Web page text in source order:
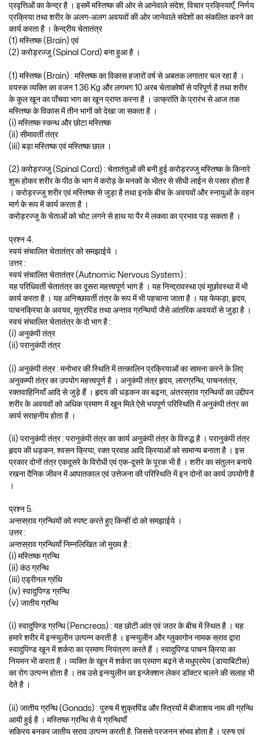
प्रवृत्तिओं का केन्द्र है । इसमें मस्तिष्क की ओर से आनेवाले संदेश, विचार प्रक्रियाएँ, निर्णय
प्रक्रिया तथा शरीर के अलग-अलग अवयवों की ओर जानेवाले संदेशों का संकलित करने का
कार्य करता है । केन्द्रीय चेतातंत्र
(1) मस्तिष्क (Brain) एवं
(2) करोड़रज्जु (Spinal Cord) बना हुआ है ।
(1) मस्तिष्क (Brain) : मस्तिष्क का विकास हजारों वर्ष से अबतक लगातार चल रहा है ।
वयस्क व्यक्ति का वजन 1.36 Kg और लगभग 10 अरब चेताकोषों से परिपूर्ण है तथा शरीर
के कुल खून का पाँचवा भाग का खून प्राप्त करना है । उत्क्रांति के प्रारंभ से आज तक
मस्तिष्क के विकास में तीन भागों को देखा जा सकता है ।
(i) मस्तिष्क स्कन्ध और छोटा मस्तिष्क
(ii) सीमावर्ती तंत्र
(iii) बड़ा मस्तिष्क एवं मस्तिष्क छाल ।
(2) करोड़रज्जु (Spinal Cord) : चेतातंतुओं की बनी हुई करोड़रज्जु मस्तिष्क के किनारे
शुरू होकर शरीर के पीठ के भाग में करोड़ के मनकों के भीतर से सीधी लाईन से पसार होता है
। करोड़रज्जु शरीर एवं मस्तिष्क से जुड़ा है तथा इनके बीच के अवयवों और स्नायुओं के वहन
मार्ग के रूप में कार्य करता है ।
करोड़रज्जु के चेताओं को चोट लगने से हाथ या पैर में लकवा का प्रभाव पड़ सकता है ।
प्रश्न 4.
स्वयं संचालित चेतातंत्र को समझाईये ।
उत्तर :
स्वयं संचालित चेतातंत्र (Autnomic Nervous System) :
यह परिधिवर्ती चेतातंत्र का दूसरा महत्त्वपूर्ण भाग है । यह निन्द्रावस्था एवं मूर्छावस्था में भी
कार्य करता है । यह अनिच्छावर्ती तंत्र के रूप में भी पहचाना जाता है । यह फेफड़ा, हृदय,
पाचनक्रिया के अवयव, मूत्रपिंड तथा अन्ताव ग्रन्थियों जैसे आंतरिक अवयवों से जुड़ा है ।
स्वयं संचालित चेतातंत्र के दो भाग है :
(i) अनुकंपी तंत्र
(ii) परानुकंपी तंत्र
(i) अनुकंपी तंत्र : मनोभार की स्थिति में तत्कालिन प्रक्रियाओं का सामना करने के लिए
अनुकम्पी तंत्र का उपयोग महत्त्वपूर्ण है । अनुकंपी तंत्र हृदय, लारग्रन्थि, पाचनतंत्र,
रक्तवाहिनियाँ आदि से जुड़े हैं । हृदय की धड़कन का बढ़ना, अंतरस्राव ग्रन्थियों का उद्दीपन
शरीर के अवयवों को अधिक प्रमाण में खून मिले ऐसे भयपूर्ण परिस्थिति में अनुकंपी तंत्र का
कार्य सराहनीय होता है ।
(ii) परानुकंपी तंत्र : परानुकंपी तंत्र का कार्य अनुकंपी तंत्र के विरुद्ध है । परानुकंपी तंत्र
हृदय की धड़कन, श्वसन क्रिया, रक्त प्रवाह आदि क्रियाओं को सामान्य बनाता है । इस
प्रकार दोनों तंत्र एकदूसरे के विरोधी एवं एक-दूसरे के पूरक भी है । शरीर का संतुलन बनाये
रखना दैनिक जीवन में आपातकाल एवं उत्तेजना की परिस्थिति में इन दोनों का कार्य उपयोगी है
।
प्रश्न 5.
अन्तस्राव ग्रन्थियों को स्पष्ट करते हुए किन्हीं दो को समझाईये ।
उत्तर :
अन्तस्राव ग्रन्थियाँ निम्नलिखित जो मुख्य है :
(i) मस्तिष्क ग्रन्थि
(ii) कंठ ग्रन्थि
(iii) एड्रीनल ग्रंथि
(iv) स्वादुपिण्ड ग्रन्थि
(v) जातीय ग्रन्थि
(i) स्वादुपिण्ड ग्रन्थि (Pencreas) : यह छोटी आंत एवं जठर के बीच में स्थित है । यह
हमारे शरीर में इन्स्युलीन उत्पन्न करती है । इन्स्युलीन और ग्लुकागोन नामक स्राव द्वारा
स्वादुपिण्ड खून में शर्करा का प्रमाण नियंत्रण करते हैं । स्वादुपिण्ड पाचन क्रिया का
नियमन भी करता है । व्यक्ति के खून में शर्करा का प्रमाण बढ़ने से मधुप्रमेय (डायाबिटीस)
का रोग उत्पन्न होता है । तब उसे इन्स्युलीन का इन्जेक्शन लेकर डॉक्टर चलने की सलाह भी
देते है ।
(ii) जातीय ग्रन्थि (Gonads) : पुरुष में शुक्रपिंड और स्त्रियों में बीजाशय नाम की ग्रन्थि
आयी हुई है । मस्तिष्क ग्रन्थि से ये ग्रन्थियाँ
सक्रिय बनकर जातीय स्राव उत्पन्न करती है, जिससे प्रजनन संभव होता है । पुरुष एवं